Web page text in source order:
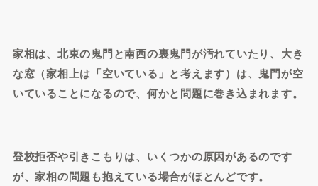
家相は、北東の鬼門と南西の裏鬼門が汚れていたり、大き
な窓（家相上は「空いている」と考えます）は、鬼門が空
いていることになるので、何かと問題に巻き込まれます。
登校拒否や引きこもりは、いくつかの原因があるのです
が、家相の問題も抱えている場合がほとんどです。